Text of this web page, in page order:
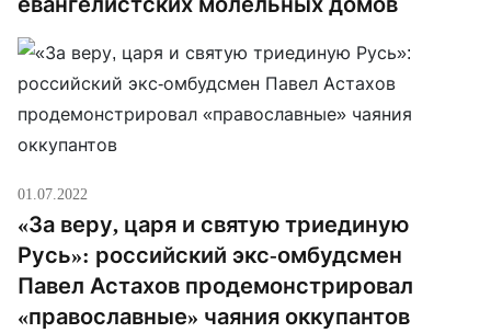
01.07.2022
«За веру, царя и святую триединую
Русь»: российский экс-омбудсмен
Павел Астахов продемонстрировал
«православные» чаяния оккупантов